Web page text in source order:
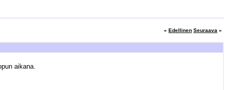
« Edellinen Seuraava »
aikana.